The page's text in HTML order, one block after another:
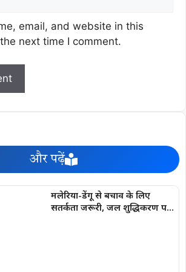
email, and website in this
next time I comment.
और पढ़ें
मलेरिया-डेंगू से बचाव के लिए
सतर्कता जरूरी, जल शुद्धिकरण पर